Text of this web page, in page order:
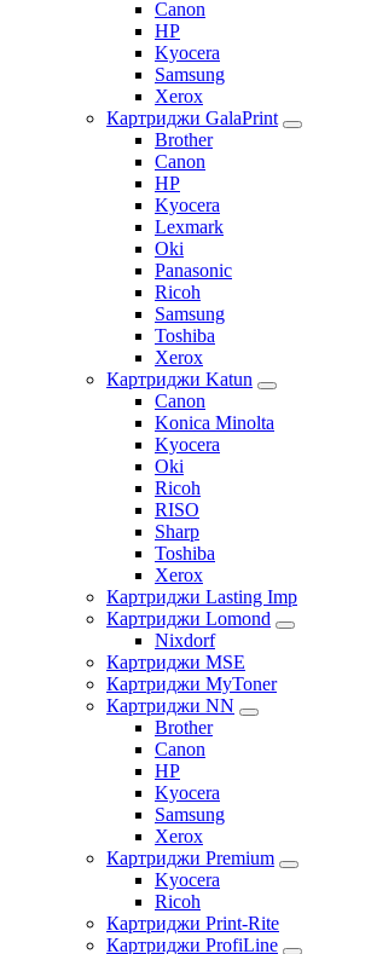
Canon
HP
Kyocera
Samsung
Xerox
Картриджи GalaPrint
Brother
Canon
HP
Kyocera
Lexmark
Oki
Panasonic
Ricoh
Samsung
Toshiba
Xerox
Картриджи Katun
Canon
Konica Minolta
Kyocera
Oki
Ricoh
RISO
Sharp
Toshiba
Xerox
Картриджи Lasting Imp
Картриджи Lomond
Nixdorf
Картриджи MSE
Картриджи MyToner
Картриджи NN
Brother
Canon
HP
Kyocera
Samsung
Xerox
Картриджи Premium
Kyocera
Ricoh
Картриджи Print-Rite
Картриджи ProfiLine